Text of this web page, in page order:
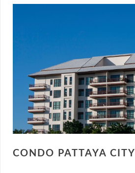
CONDO PATTAYA CITY